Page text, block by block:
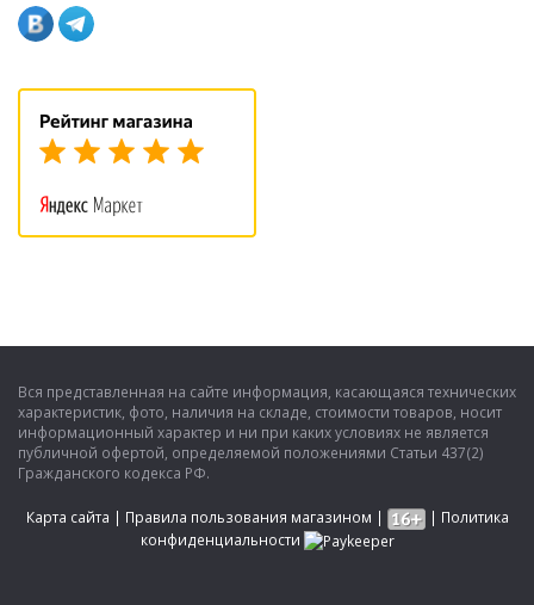
Вся представленная на сайте информация, касающаяся технических
характеристик, фото, наличия на складе, стоимости товаров, носит
информационный характер и ни при каких условиях не является
публичной офертой, определяемой положениями Статьи 437(2)
Гражданского кодекса РФ.
Карта сайта | Правила пользования магазином | | Политика
конфиденциальности